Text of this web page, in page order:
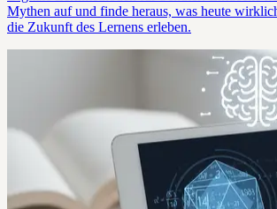
Mythen auf und finde heraus, was heute
die Zukunft des Lernens erleben.